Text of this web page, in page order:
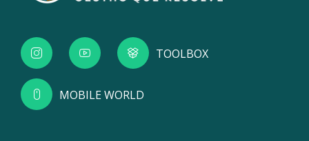
TOOLBOX
MOBILE WORLD